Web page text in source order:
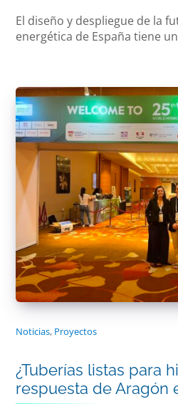
El diseño y despliegue de la
energética de España tiene
Noticias, Proyectos
¿Tuberías listas para
respuesta de Aragón